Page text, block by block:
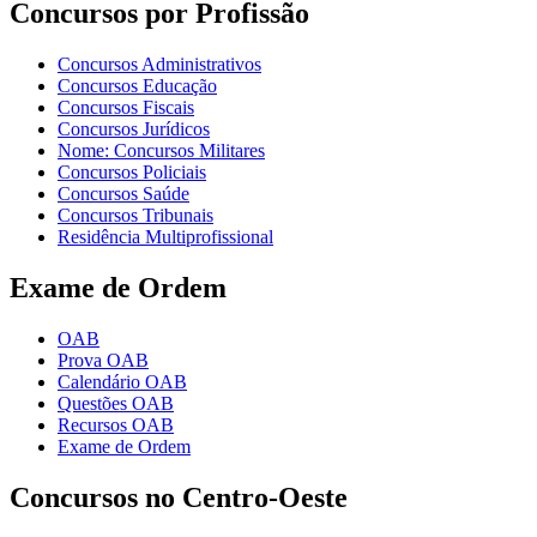
Concursos por Profissão
Concursos Administrativos
Concursos Educação
Concursos Fiscais
Concursos Jurídicos
Nome: Concursos Militares
Concursos Policiais
Concursos Saúde
Concursos Tribunais
Residência Multiprofissional
Exame de Ordem
OAB
Prova OAB
Calendário OAB
Questões OAB
Recursos OAB
Exame de Ordem
Concursos no Centro-Oeste